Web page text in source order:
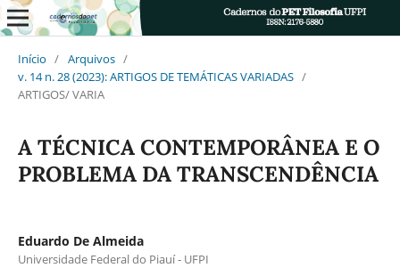
Início / Arquivos /
v. 14 n. 28 (2023): ARTIGOS DE TEMÁTICAS VARIADAS /
ARTIGOS/ VARIA
A TÉCNICA CONTEMPORÂNEA E O
PROBLEMA DA TRANSCENDÊNCIA
Eduardo De Almeida
Universidade Federal do Piauí - UFPI